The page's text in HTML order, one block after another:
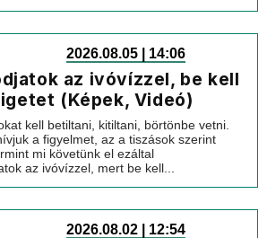
2026.08.05 | 14:06
az ivóvízzel, be kell
(Képek, Videó)
kell betiltani, kitiltani, börtönbe vetni.
a figyelmet, az a tiszások szerint
mi követünk el ezáltal
az ivóvízzel, mert be kell...
2026.08.02 | 12:54